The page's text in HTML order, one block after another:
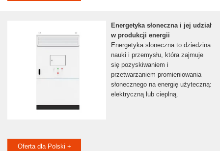
Energetyka słoneczna i jej udział
w produkcji energii
Energetyka słoneczna to dziedzina
nauki i przemysłu, która zajmuje
się pozyskiwaniem i
przetwarzaniem promieniowania
słonecznego na energię użyteczną:
elektryczną lub cieplną.
Oferta dla Polski +